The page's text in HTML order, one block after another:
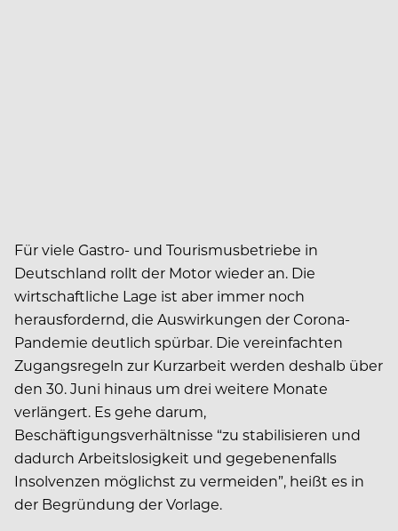
Für viele Gastro- und Tourismusbetriebe in
Deutschland rollt der Motor wieder an. Die
wirtschaftliche Lage ist aber immer noch
herausfordernd, die Auswirkungen der Corona-
Pandemie deutlich spürbar. Die vereinfachten
Zugangsregeln zur Kurzarbeit werden deshalb über
den 30. Juni hinaus um drei weitere Monate
verlängert. Es gehe darum,
Beschäftigungsverhältnisse “zu stabilisieren und
dadurch Arbeitslosigkeit und gegebenenfalls
Insolvenzen möglichst zu vermeiden”, heißt es in
der Begründung der Vorlage.